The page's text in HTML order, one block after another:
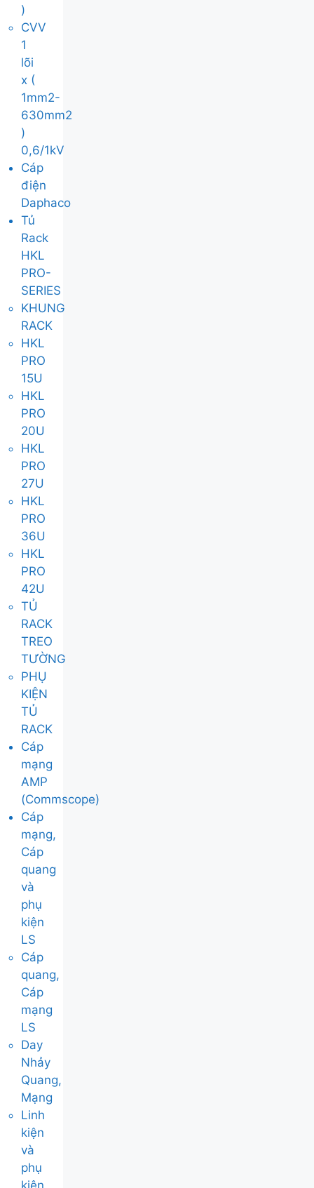
)
CVV
1
lõi
x (
1mm2-
630mm2
)
0,6/1kV
Cáp
điện
Daphaco
Tủ
Rack
HKL
PRO-
SERIES
KHUNG
RACK
HKL
PRO
15U
HKL
PRO
20U
HKL
PRO
27U
HKL
PRO
36U
HKL
PRO
42U
TỦ
RACK
TREO
TƯỜNG
PHỤ
KIỆN
TỦ
RACK
Cáp
mạng
AMP
(Commscope)
Cáp
mạng,
Cáp
quang
và
phụ
kiện
LS
Cáp
quang,
Cáp
mạng
LS
Day
Nhảy
Quang,
Mạng
Linh
kiện
và
phụ
kiện